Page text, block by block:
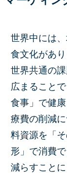
世界中には
食文化があ
世界共通の
広まること
食事」で健
療費の削減
料資源を「
形」で消費
減らすこと